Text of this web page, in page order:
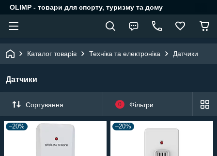
OLIMP - товари для спорту, туризму та дому
Каталог товарів Техніка та електроніка Датчики
Датчики
Сортування 0 Фільтри
–20% –20%